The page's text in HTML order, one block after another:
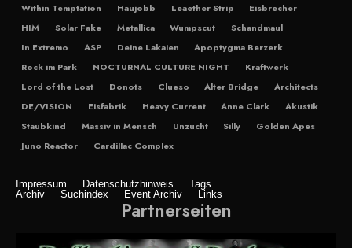
Within Temptation
Haujobb Leaether Strip
Eisbrecher
HIM
Solar Fake Metallica Wumpscut
Schandmaul
In Extremo
ASP Deine Lakaien
Apoptygma Berzerk
Rock im Park
NOCTURNAL CULTURE NIGHT
Kraftwerk
Lord of the Lost
Donots Clueso Alter Bridge
Architects
DE/VISION
Eisfabrik Heavy Current Anne Clark
Akustik
Staubkind
Massiv in Mensch Unzucht Silly
Golden Apes
Juno Reactor
Cardillac Complex
Impressum Datenschutzhinweis
Tags
Archiv
Suchindex Event Archiv Links
Partnerseiten